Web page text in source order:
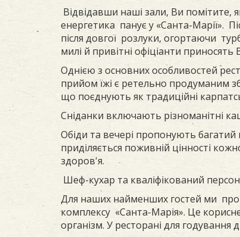
Відвідавши наші зали, Ви
енергетика панує у «Санта-Марії».
після довгої розлуки, огортаючи
милі й привітні офіціанти
Однією з основних особливостей
прийом їжі є ретельно продуманим
що поєднують як традиційні
Сніданки включають різноманітні
Обіди та вечері пропонують багатий
приділяється поживній цінності
здоров'я.
Шеф-кухар та кваліфікований
Для наших найменших гостей ми
комплексу «Санта-Марія». Це
організм. У ресторані для